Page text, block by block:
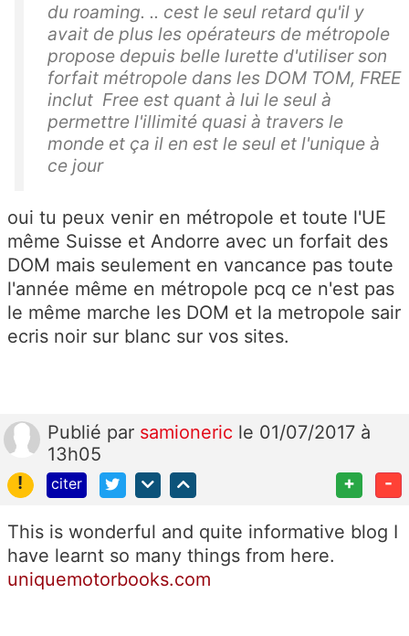
du roaming. .. cest le seul retard qu'il y
avait de plus les opérateurs de métropole
propose depuis belle lurette d'utiliser son
forfait métropole dans les DOM TOM, FREE
inclut Free est quant à lui le seul à
permettre l'illimité quasi à travers le
monde et ça il en est le seul et l'unique à
ce jour
oui tu peux venir en métropole et toute l'UE
même Suisse et Andorre avec un forfait des
DOM mais seulement en vancance pas toute
l'année même en métropole pcq ce n'est pas
le même marche les DOM et la metropole sair
ecris noir sur blanc sur vos sites.
Publié par samioneric le 01/07/2017 à
13h05
!
citer + -
This is wonderful and quite informative blog I
have learnt so many things from here.
uniquemotorbooks.com